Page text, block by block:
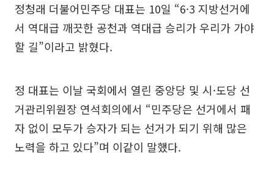
정청래 더불어민주당 대표는 10일 “6·3 지방선거에
서 역대급 깨끗한 공천과 역대급 승리가 우리가 가야
할 길”이라고 밝혔다.
정 대표는 이날 국회에서 열린 중앙당 및 시·도당 선
거관리위원장 연석회의에서 “민주당은 선거에서 패
자 없이 모두가 승자가 되는 선거가 되기 위해 많은
노력을 하고 있다”며 이같이 말했다.